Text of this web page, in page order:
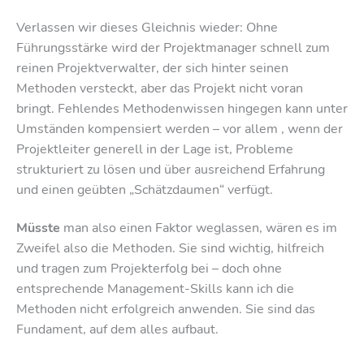
Verlassen wir dieses Gleichnis wieder: Ohne
Führungsstärke wird der Projektmanager schnell zum
reinen Projektverwalter, der sich hinter seinen
Methoden versteckt, aber das Projekt nicht voran
bringt. Fehlendes Methodenwissen hingegen kann unter
Umständen kompensiert werden – vor allem , wenn der
Projektleiter generell in der Lage ist, Probleme
strukturiert zu lösen und über ausreichend Erfahrung
und einen geübten „Schätzdaumen“ verfügt.
Müsste man also einen Faktor weglassen, wären es im
Zweifel also die Methoden. Sie sind wichtig, hilfreich
und tragen zum Projekterfolg bei – doch ohne
entsprechende Management-Skills kann ich die
Methoden nicht erfolgreich anwenden. Sie sind das
Fundament, auf dem alles aufbaut.